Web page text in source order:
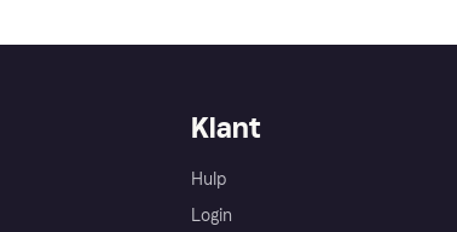
Klant
Hulp
Login